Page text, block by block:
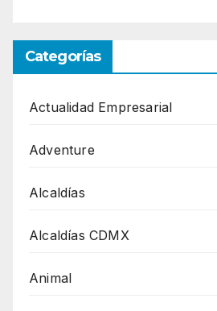
Categorías
Actualidad Empresarial
Adventure
Alcaldías
Alcaldías CDMX
Animal